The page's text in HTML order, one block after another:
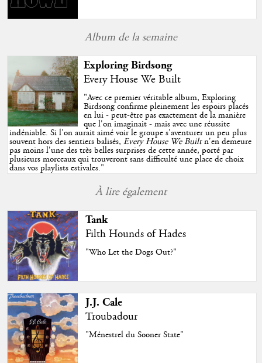
Album de la semaine
Exploring Birdsong
Every House We Built
"Avec ce premier véritable album, Exploring
Birdsong confirme pleinement les espoirs placés
en lui - peut-être pas exactement de la manière
que l'on imaginait - mais avec une réussite
indéniable. Si l'on aurait aimé voir le groupe s'aventurer un peu plus
souvent hors des sentiers balisés,Every House We Builtn'en demeure
pas moins l'une des très belles surprises de cette année, porté par
plusieurs morceaux qui trouveront sans difficulté une place de choix
dans vos playlists estivales."
À lire également
Tank
Filth Hounds of Hades
"Who Let the Dogs Out?"
J.J. Cale
Troubadour
"Ménestrel du Sooner State"